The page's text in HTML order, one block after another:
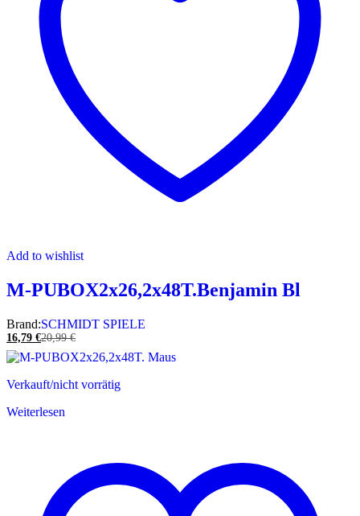
Add to wishlist
M-PUBOX2x26,2x48T.Benjamin Bl
Brand:SCHMIDT SPIELE
16,79 €20,99€
Verkauft/nicht vorrätig
Weiterlesen